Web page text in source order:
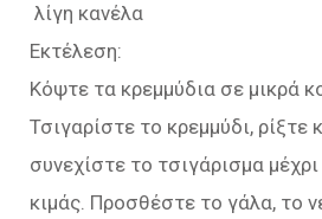
λίγη κανέλα
Εκτέλεση:
Κόψτε τα κρεμμύδια σε μικρά
Τσιγαρίστε το κρεμμύδι, ρίξτε
συνεχίστε το τσιγάρισμα
κιμάς. Προσθέστε το γάλα, το